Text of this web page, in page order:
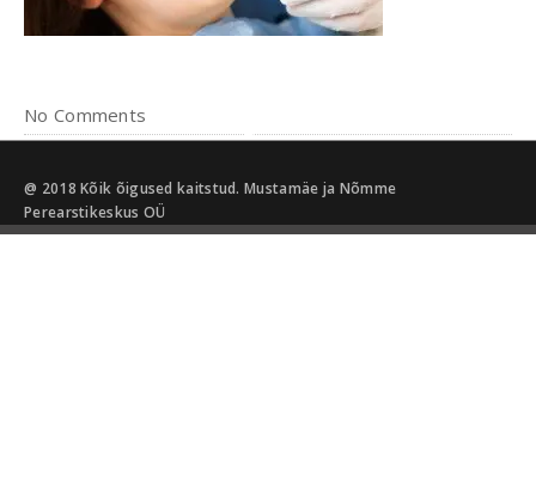
No Comments
@ 2018 Kõik õigused kaitstud. Mustamäe ja Nõmme
Perearstikeskus OÜ